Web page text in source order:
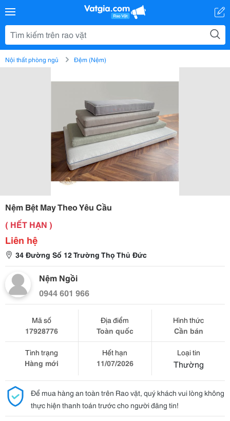
Nội thất phòng ngủ Đệm (Nệm)
Nệm Bệt May Theo Yêu Cầu
( HẾT HẠN )
Liên hệ
34 Đường Số 12 Trường Thọ Thủ Đức
Nệm Ngồi
0944 601 966
Mã số
17928776
Địa điểm
Toàn quốc
Hình thức
Cần bán
Tình trạng
Hàng mới
Hết hạn
11/07/2026
Loại tin
Thường
Để mua hàng an toàn trên Rao vặt, quý khách vui lòng không
thực hiện thanh toán trước cho người đăng tin!